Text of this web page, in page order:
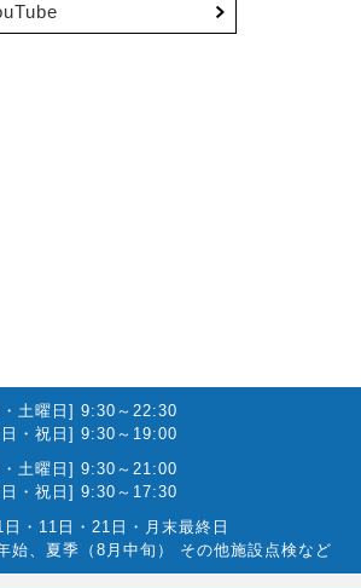
土曜日] 9:30～22:30
・祝日] 9:30～19:00
土曜日] 9:30～21:00
・祝日] 9:30～17:30
日・11日・21日・月末最終日
始、夏季（8月中旬） その他施設点検など